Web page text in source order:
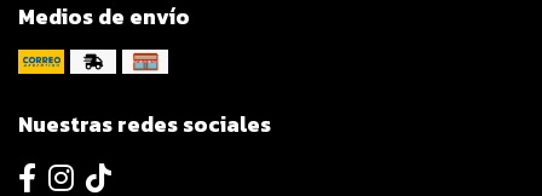
Medios de envío
Nuestras redes sociales